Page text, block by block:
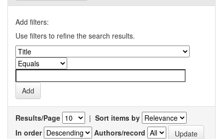
Add filters:
Use filters to refine the search results.
Results/Page | Sort items by
In order
Authors/record